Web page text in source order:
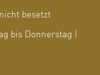
besetzt
bis Donnerstag |